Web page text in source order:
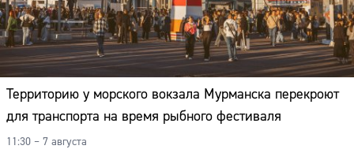
Территорию у морского вокзала Мурманска перекроют
для транспорта на время рыбного фестиваля
11:30 – 7 августа